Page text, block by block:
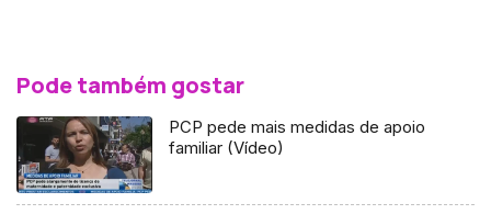
Pode também gostar
PCP pede mais medidas de apoio
familiar (Vídeo)